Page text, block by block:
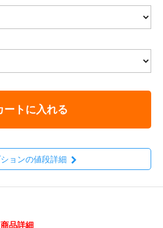
ートに入れる
ョンの値段詳細
商品詳細